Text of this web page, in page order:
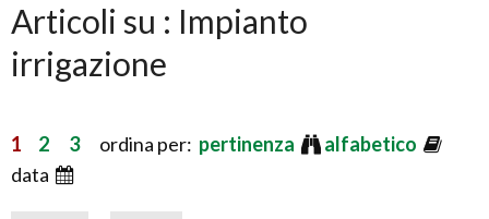
Articoli su : Impianto
irrigazione
1 2 3ordina per: pertinenza
alfabetico
data